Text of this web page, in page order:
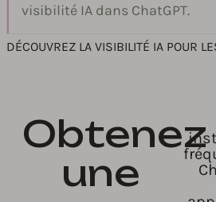
visibilité IA dans ChatGPT.
DÉCOUVREZ LA VISIBILITÉ IA POUR
Obtenez
une